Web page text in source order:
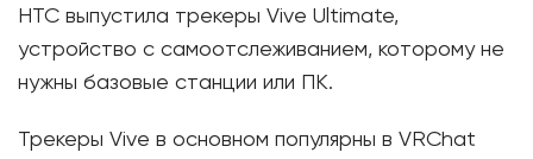
HTC выпустила трекеры Vive Ultimate,
устройство с самоотслеживанием, которому не
нужны базовые станции или ПК.
Трекеры Vive в основном популярны в VRChat